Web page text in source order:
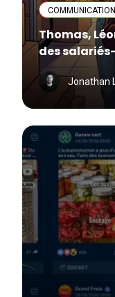
Thomas,
des
Jonathan